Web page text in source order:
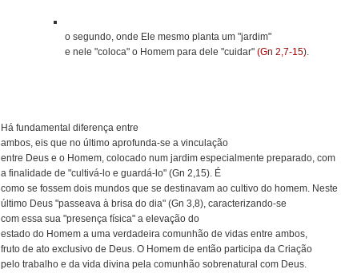
o segundo, onde Ele mesmo planta um "jardim"
e nele "coloca" o Homem para dele "cuidar"(Gn 2,7-15).
Há fundamental diferença entre
ambos, eis que no último aprofunda-se a vinculação
entre Deus e o Homem, colocado num jardim especialmente preparado, com
a finalidade de "cultivá-lo e guardá-lo" (Gn 2,15). É
como se fossem dois mundos que se destinavam ao cultivo do homem. Neste
último Deus "passeava à brisa do dia" (Gn 3,8), caracterizando-se
com essa sua "presença física" a elevação do
estado do Homem a uma verdadeira comunhão de vidas entre ambos,
fruto de ato exclusivo de Deus. O Homem de então participa da Criação
pelo trabalho e da vida divina pela comunhão sobrenatural com Deus.